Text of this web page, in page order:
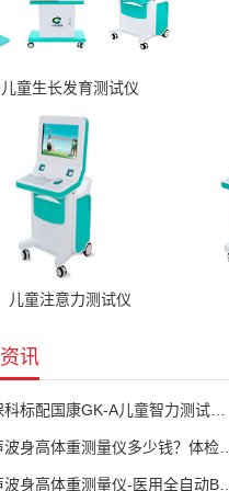
儿童生长发育测试仪
儿童注意力测试仪
讯